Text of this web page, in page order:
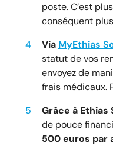
poste. C’est
conséquent
Via MyEthias
statut de vos
envoyez de
frais médicaux.
Grâce à Ethias
de pouce
500 euros par